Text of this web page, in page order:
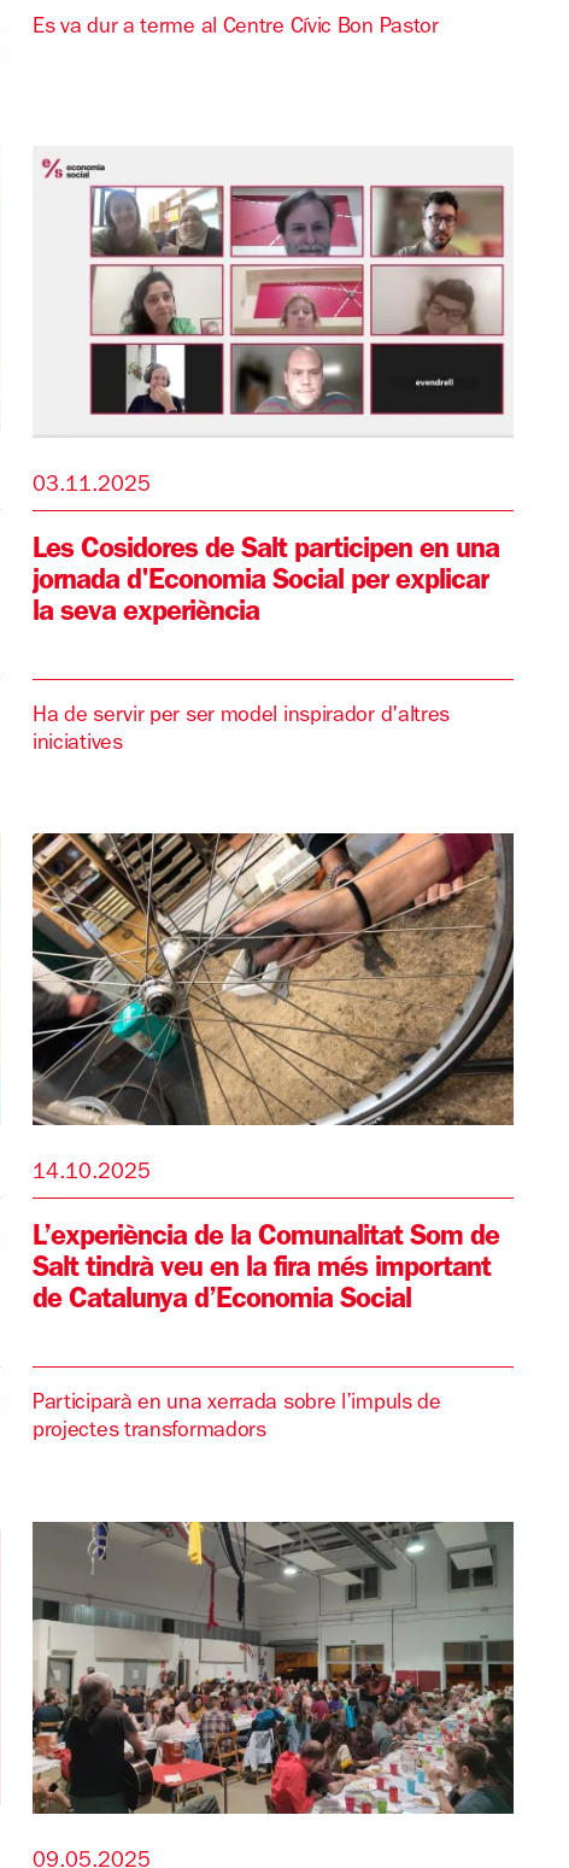
Es va dur a terme al Centre Cívic Bon Pastor
03.11.2025
Les Cosidores de Salt participen en una
jornada d'Economia Social per explicar
la seva experiència
Ha de servir per ser model inspirador d'altres
iniciatives
14.10.2025
L’experiència de la Comunalitat Som de
Salt tindrà veu en la fira més important
de Catalunya d’Economia Social
Participarà en una xerrada sobre l’impuls de
projectes transformadors
09.05.2025